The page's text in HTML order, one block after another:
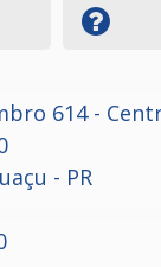
614 -
- PR